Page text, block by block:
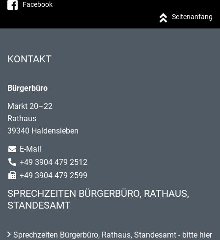
Facebook
Seitenanfang
KONTAKT
Bürgerbüro
Markt 20–22
Rathaus
39340 Haldensleben
E-Mail
+49 3904 479 2512
+49 3904 479 2599
SPRECHZEITEN BÜRGERBÜRO, RATHAUS,
STANDESAMT
Sprechzeiten Bürgerbüro, Rathaus, Standesamt - bitte hier